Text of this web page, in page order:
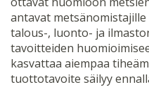
antavat
talous-, luonto- ja
tavoitteiden
kasvattaa aiempaa
tuottotavoite säilyy